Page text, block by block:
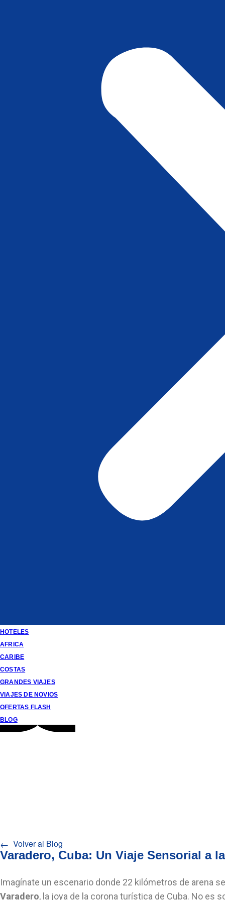
HOTELES
AFRICA
CARIBE
COSTAS
GRANDES VIAJES
VIAJES DE NOVIOS
OFERTAS FLASH
BLOG
← Volver al Blog
Varadero, Cuba: Un Viaje Sensorial a
Imagínate un escenario donde 22 kilómetros de arena
Varadero, la joya de la corona turística de Cuba. No es